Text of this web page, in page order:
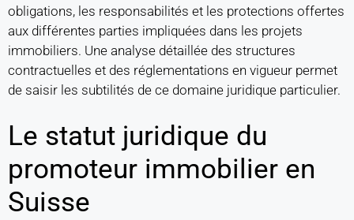
obligations, les responsabilités et les protections offertes
aux différentes parties impliquées dans les projets
immobiliers. Une analyse détaillée des structures
contractuelles et des réglementations en vigueur permet
de saisir les subtilités de ce domaine juridique particulier.
Le statut juridique du
promoteur immobilier en
Suisse